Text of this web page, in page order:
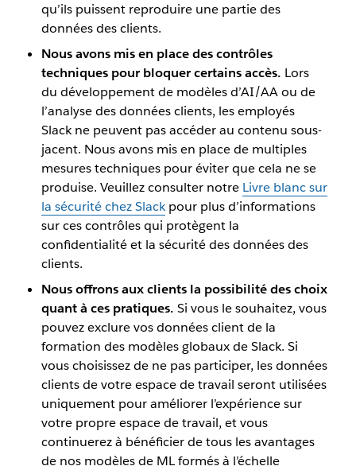
qu’ils puissent reproduire une partie des
données des clients.
Nous avons mis en place des contrôles
techniques pour bloquer certains accès. Lors
du développement de modèles d’AI/AA ou de
l’analyse des données clients, les employés
Slack ne peuvent pas accéder au contenu sous-
jacent. Nous avons mis en place de multiples
mesures techniques pour éviter que cela ne se
produise. Veuillez consulter notre Livre blanc sur
la sécurité chez Slackpour plus d’informations
sur ces contrôles qui protègent la
confidentialité et la sécurité des données des
clients.
Nous offrons aux clients la possibilité des choix
quant à ces pratiques. Si vous le souhaitez, vous
pouvez exclure vos données client de la
formation des modèles globaux de Slack. Si
vous choisissez de ne pas participer, les données
clients de votre espace de travail seront utilisées
uniquement pour améliorer l’expérience sur
votre propre espace de travail, et vous
continuerez à bénéficier de tous les avantages
de nos modèles de ML formés à l’échelle